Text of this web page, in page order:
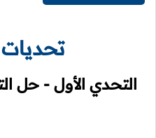
التحدي الأول - حل